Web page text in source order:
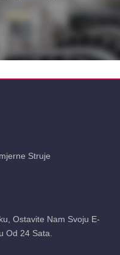
Struje
Ostavite Nam Svoju E-
Od 24 Sata.